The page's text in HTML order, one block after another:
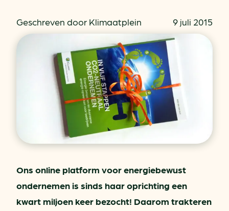
Geschreven door Klimaatplein 9 juli 2015
Ons online platform voor energiebewust
ondernemen is sinds haar oprichting een
kwart miljoen keer bezocht! Daarom trakteren